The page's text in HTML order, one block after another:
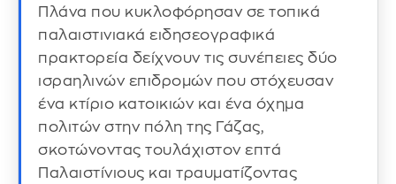
Πλάνα που κυκλοφόρησαν σε τοπικά
παλαιστινιακά ειδησεογραφικά
πρακτορεία δείχνουν τις συνέπειες δύο
ισραηλινών επιδρομών που στόχευσαν
ένα κτίριο κατοικιών και ένα όχημα
πολιτών στην πόλη της Γάζας,
σκοτώνοντας τουλάχιστον επτά
Παλαιστίνιους και τραυματίζοντας